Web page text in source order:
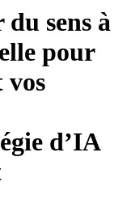
sens à
pour
vos
d’IA